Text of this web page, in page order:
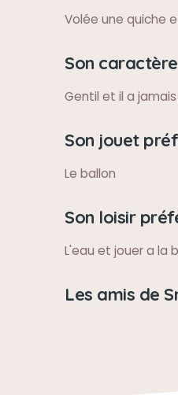
Volée une quiche
Son caractère
Gentil et il a
Son jouet
Le ballon
Son loisir
L'eau et jouer a la
Les amis de